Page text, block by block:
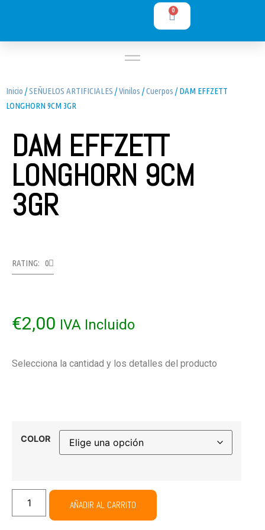
0
Inicio /SEÑUELOS ARTIFICIALES /Vinilos /Cuerpos / DAM EFFZETT
LONGHORN 9CM 3GR
DAM EFFZETT
LONGHORN 9CM
3GR
RATING: 0
€2,00 IVA Incluido
Selecciona la cantidad y los detalles del producto
COLOR
AÑADIR AL CARRITO